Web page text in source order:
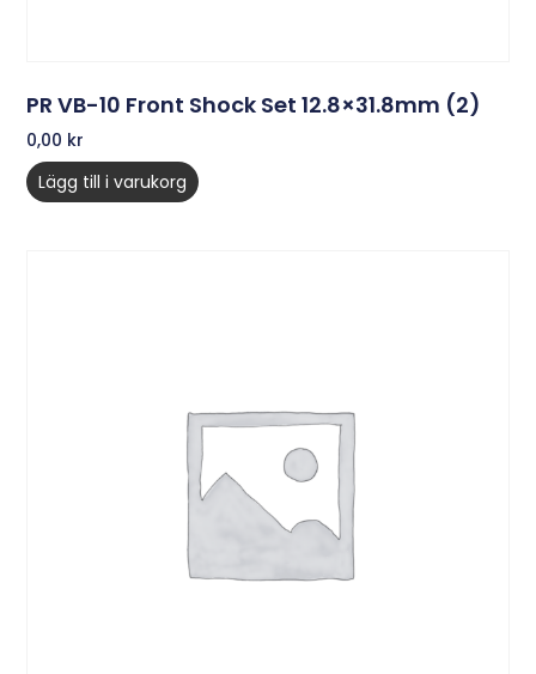
PR VB-10 Front Shock Set 12.8×31.8mm (2)
0,00 kr
Lägg till i varukorg